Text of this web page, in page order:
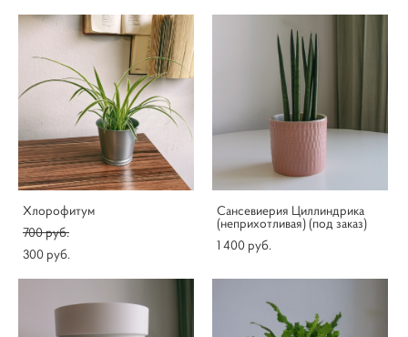
Хлорофитум
700 pуб.
300 pуб.
Сансевиерия Циллиндрика
(неприхотливая) (под заказ)
1 400 pуб.